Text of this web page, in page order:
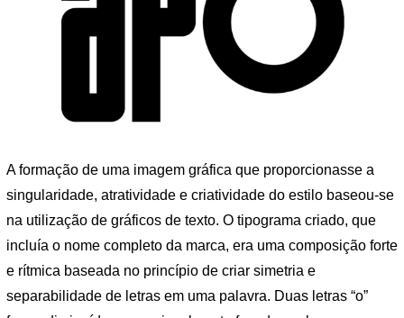
A formação de uma imagem gráfica que proporcionasse a
singularidade, atratividade e criatividade do estilo baseou-se
na utilização de gráficos de texto. O tipograma criado, que
incluía o nome completo da marca, era uma composição forte
e rítmica baseada no princípio de criar simetria e
separabilidade de letras em uma palavra. Duas letras “o”